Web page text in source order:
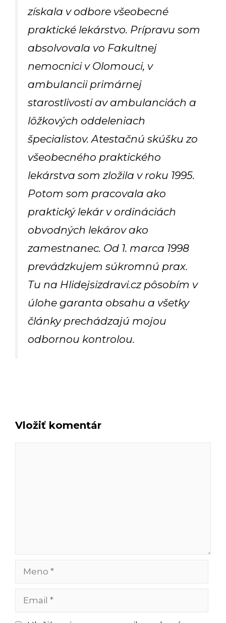
získala v odbore všeobecné
praktické lekárstvo. Prípravu som
absolvovala vo Fakultnej
nemocnici v Olomouci, v
ambulancii primárnej
starostlivosti av ambulanciách a
lôžkových oddeleniach
špecialistov. Atestačnú skúšku zo
všeobecného praktického
lekárstva som zložila v roku 1995.
Potom som pracovala ako
praktický lekár v ordináciách
obvodných lekárov ako
zamestnanec. Od 1. marca 1998
prevádzkujem súkromnú prax.
Tu na Hlidejsizdravi.cz pôsobím v
úlohe garanta obsahu a všetky
články prechádzajú mojou
odbornou kontrolou.
Vložiť komentár
Meno
Email